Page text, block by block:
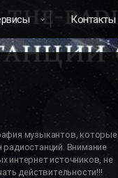
Контакты
музыкантов, которые
Внимание
интернет источников, не
действительности!!!